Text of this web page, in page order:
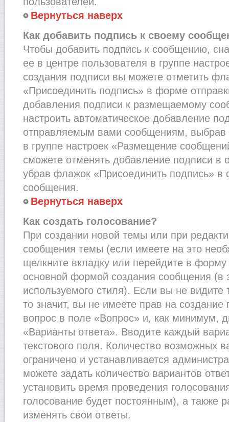
Вернуться наверх
Как добавить подпись к своему
Чтобы добавить подпись к сообщению,
ее в центре пользователя в группе
создания подписи вы можете отметить
«Присоединить подпись» в форме
добавления подписи к размещаемому
настроить автоматическое добавление
отправляемым вами сообщениям, выбрав
в группе настроек «Размещение
сможете отменять добавление подписи в
убрав флажок «Присоединить подпись» в
сообщения.
Вернуться наверх
Как создать голосование?
При создании новой темы или при
сообщения темы (если имеете на это
щелкните вкладку или перейдите в
основной формой создания сообщения (в
используемого стиля). Если вы не
то значит, вы не имеете прав на создание
вопрос в поле «Вопрос» и, как минимум,
«Варианты ответа». Вводите каждый
текстового поля. Количество возможных
ограничено и устанавливается
можете задать количество вариантов
установить время проведения
голосование будет постоянным), а также
изменять свои ответы.